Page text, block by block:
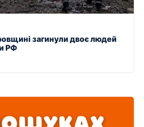
загинули двоє людей
РФ